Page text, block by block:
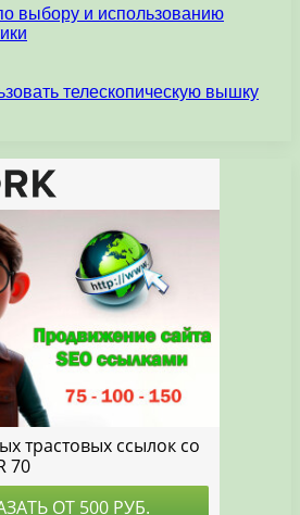
выбору и использованию
телескопическую вышку